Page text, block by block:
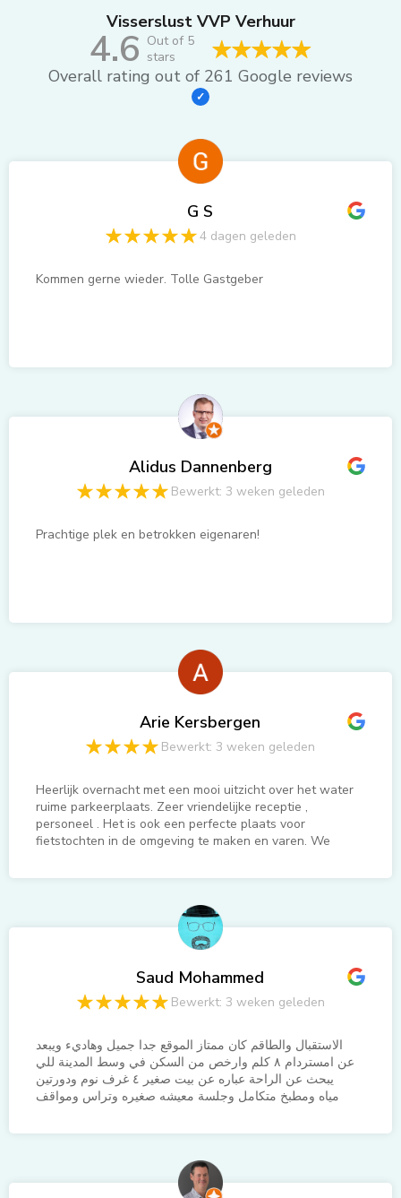
Visserslust VVP Verhuur
4.6 Out of 5
stars
Overall rating out of 261 Google reviews
G S
4 dagen geleden
Kommen gerne wieder. Tolle Gastgeber
Alidus Dannenberg
Bewerkt: 3 weken geleden
Prachtige plek en betrokken eigenaren!
Arie Kersbergen
Bewerkt: 3 weken geleden
Heerlijk overnacht met een mooi uitzicht over het water
ruime parkeerplaats. Zeer vriendelijke receptie ,
personeel . Het is ook een perfecte plaats voor
fietstochten in de omgeving te maken en varen. We
restaurant het Boothuis.
Saud Mohammed
Bewerkt: 3 weken geleden
الاستقبال والطاقم كان ممتاز الموقع جدا جميل وهاديء ويبعد
عن امستردام ٨ كلم وارخص من السكن في وسط المدينة للي
يبحث عن الراحة عباره عن بيت صغير ٤ غرف نوم ودورتين
مياه ومطبخ متكامل وجلسة معيشه صغيره وتراس ومواقف